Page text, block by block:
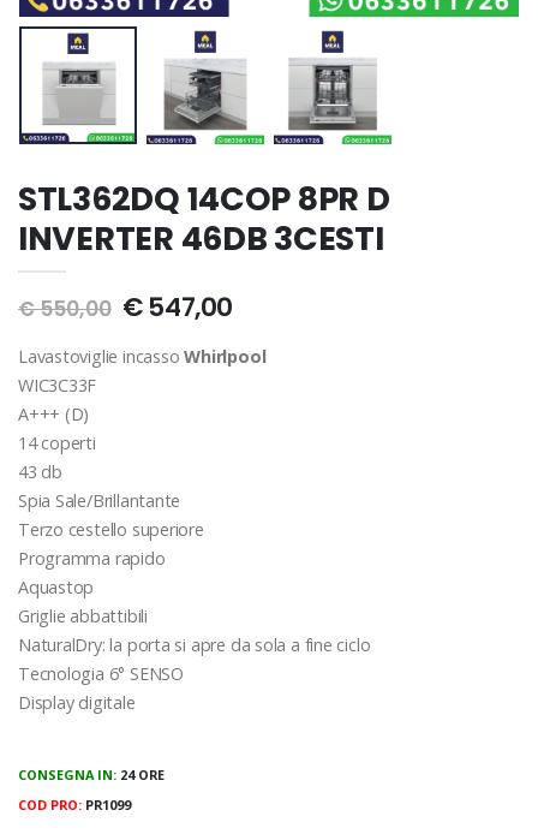
STL362DQ 14COP 8PR D
INVERTER 46DB 3CESTI
€ 550,00 € 547,00
Lavastoviglie incassoWhirlpool
WIC3C33F
A+++ (D)
14 coperti
43 db
Spia Sale/Brillantante
Terzo cestello superiore
Programma rapido
Aquastop
Griglie abbattibili
NaturalDry: la porta si apre da sola a fine ciclo
Tecnologia 6° SENSO
Display digitale
CONSEGNA IN: 24 ORE
COD PRO: PR1099